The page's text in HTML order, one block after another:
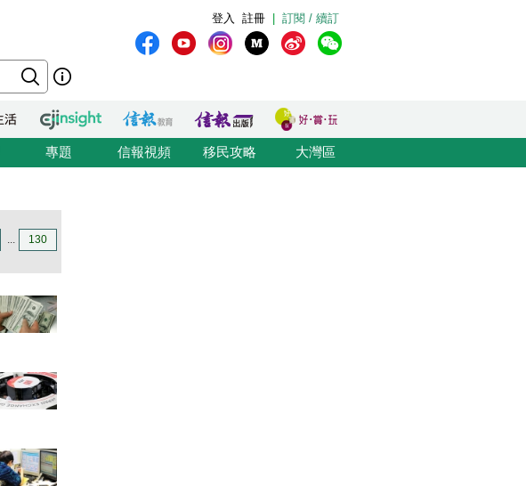
訂閱 / 續訂
註冊
登入
專題 信報視頻 移民攻略 大灣區
... 130